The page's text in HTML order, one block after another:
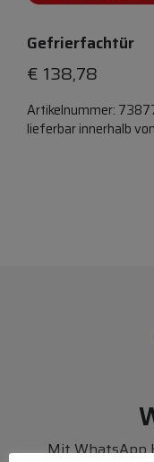
Gefrierfachtür
€ 138,78
Artikelnummer:
lieferbar innerhalb
Mit WhatsApp